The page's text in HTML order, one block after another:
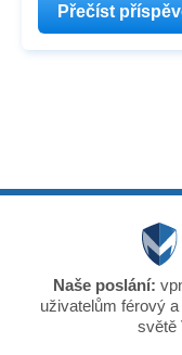
Přečíst
Naše poslání:
uživatelům férový
světě